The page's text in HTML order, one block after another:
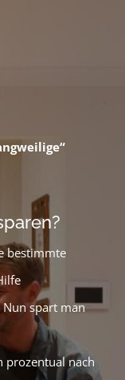
bestimmte
spart man
prozentual nach